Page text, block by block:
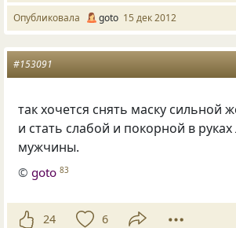
Опубликовала goto 15 дек 2012
#153091
так хочется снять маску сильной
и стать слабой и покорной в
мужчины.
©goto 83
24 6